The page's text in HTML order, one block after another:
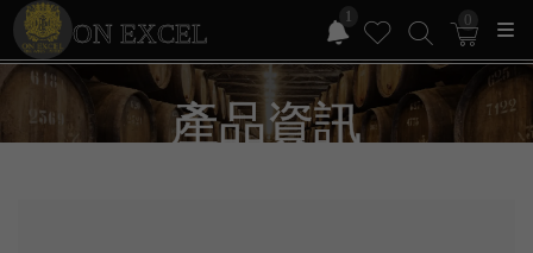
ON EXCEL
1 0
產品資訊